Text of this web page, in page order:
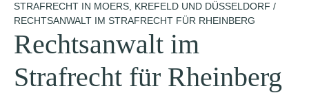
STRAFRECHT IN MOERS, KREFELD UND DÜSSELDORF /
RECHTSANWALT IM STRAFRECHT FÜR RHEINBERG
Rechtsanwalt im
Strafrecht für Rheinberg